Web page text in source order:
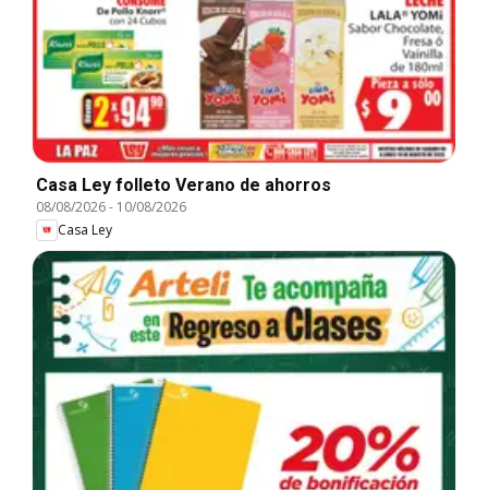
Casa Ley folleto Verano de ahorros
08/08/2026- 10/08/2026
Casa Ley